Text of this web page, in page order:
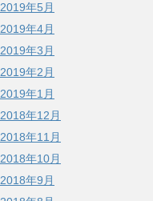
2019年5月
2019年4月
2019年3月
2019年2月
2019年1月
2018年12月
2018年11月
2018年10月
2018年9月